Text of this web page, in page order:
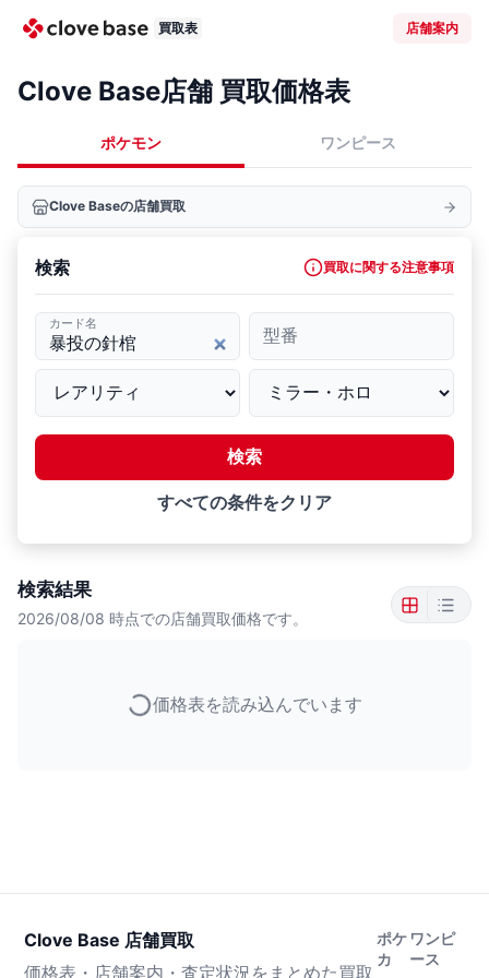
買取表 店舗案内
Clove Base店舗 買取価格表
ポケモン ワンピース
Clove Baseの店舗買取
検索 買取に関する注意事項
カード名
型番
検索
すべての条件をクリア
検索結果
2026/08/08 時点での店舗買取価格です。
価格表を読み込んでいます
Clove Base 店舗買取
価格表・店舗案内・査定状況をまとめた買取
ポケ
カ
ワンピ
ース